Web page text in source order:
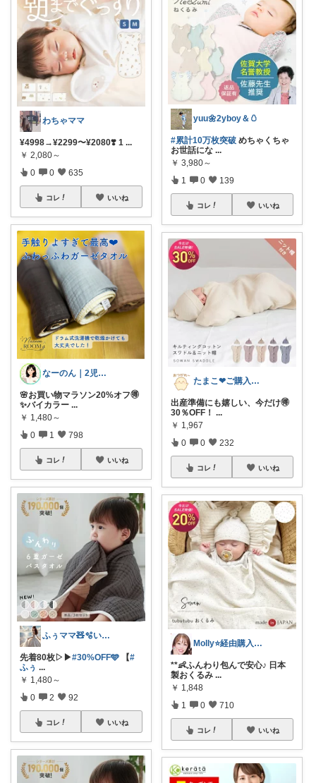
わちゃママ
¥4998→¥2299〜¥2080❣️ 1 ...
￥ 2,080～
0 0 635
コレ いいね
なーのん｜2児ワーママ＊育児/時短
🌸お買い物マラソン20%オフ🉐
✨バイカラー ...
￥ 1,480～
0 1 798
コレ いいね
ふぅママ🧸🫧いつも有難うございます
先着80枚▷▶︎#30%OFF🩵 【#
ふぅ ...
￥ 1,480～
0 2 92
コレ いいね
yuu🌼2yboy＆🥚
#累計10万枚突破 めちゃくちゃ
お世話にな ...
￥ 3,980～
1 0 139
コレ いいね
たまこ❤ご購入感謝！
出産準備にも嬉しい、今だけ🉐
30％OFF！ ...
￥ 1,967
0 0 232
コレ いいね
Molly⭐️経由購入感謝です💕
**👶ふんわり包んで安心♪ 日本
製おくるみ ...
￥ 1,848
1 0 710
コレ いいね